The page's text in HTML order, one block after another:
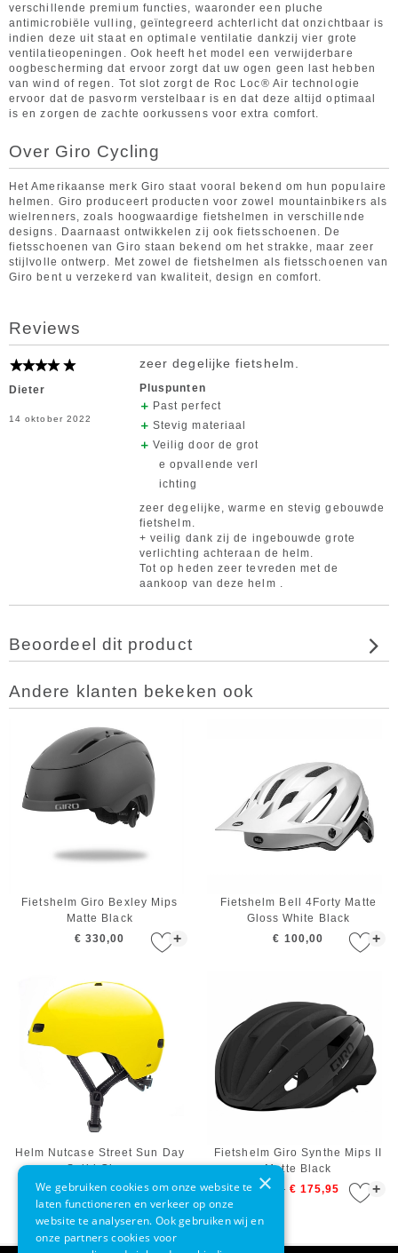
verschillende premium functies, waaronder een pluche
antimicrobiële vulling, geïntegreerd achterlicht dat onzichtbaar is
indien deze uit staat en optimale ventilatie dankzij vier grote
ventilatieopeningen. Ook heeft het model een verwijderbare
oogbescherming dat ervoor zorgt dat uw ogen geen last hebben
van wind of regen. Tot slot zorgt de Roc Loc® Air technologie
ervoor dat de pasvorm verstelbaar is en dat deze altijd optimaal
is en zorgen de zachte oorkussens voor extra comfort.
Over Giro Cycling
Het Amerikaanse merk Giro staat vooral bekend om hun populaire
helmen. Giro produceert producten voor zowel mountainbikers als
wielrenners, zoals hoogwaardige fietshelmen in verschillende
designs. Daarnaast ontwikkelen zij ook fietsschoenen. De
fietsschoenen van Giro staan bekend om het strakke, maar zeer
stijlvolle ontwerp. Met zowel de fietshelmen als fietsschoenen van
Giro bent u verzekerd van kwaliteit, design en comfort.
Reviews
Dieter
14 oktober 2022
zeer degelijke fietshelm.
Pluspunten
Past perfect
Stevig materiaal
Veilig door de grot
e opvallende verl
ichting
zeer degelijke, warme en stevig gebouwde
fietshelm.
+ veilig dank zij de ingebouwde grote
verlichting achteraan de helm.
Tot op heden zeer tevreden met de
aankoop van deze helm .
Beoordeel dit product
Andere klanten bekeken ook
+
Fietshelm Giro Bexley Mips
Matte Black
€ 330,00
+
Fietshelm Bell 4Forty Matte
Gloss White Black
€ 100,00
+
Helm Nutcase Street Sun Day
Solid Gloss
€ 99,90
+
Fietshelm Giro Synthe Mips II
Matte Black
€ 220,00 € 175,95
×
We gebruiken cookies om onze website te
laten functioneren en verkeer op onze
website te analyseren. Ook gebruiken wij en
onze partners cookies voor